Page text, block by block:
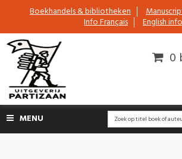
Boekhandels & bibliotheken
Info Français English info
0
MENU